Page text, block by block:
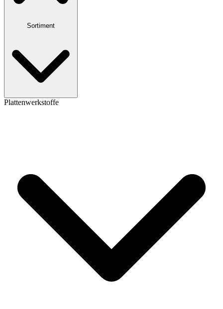
Sortiment
Plattenwerkstoffe